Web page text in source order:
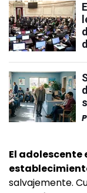
El adolescente
salvajemente.